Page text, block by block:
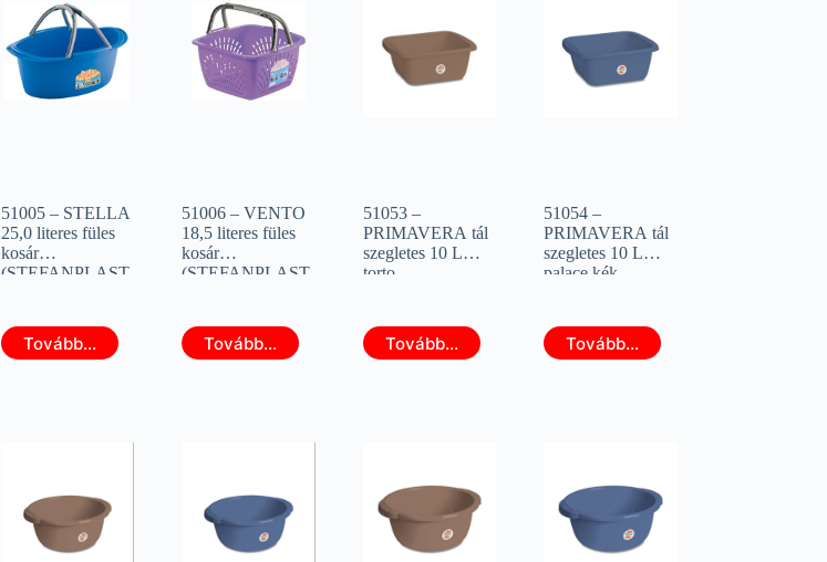
51005 – STELLA
25,0 literes füles
kosár
(STEFANPLAST
Tovább...
51006 – VENTO
18,5 literes füles
kosár
(STEFANPLAST
Tovább...
51053 –
PRIMAVERA tál
szegletes 10 L
torto
Tovább...
51054 –
PRIMAVERA tál
szegletes 10 L
palace kék
Tovább...